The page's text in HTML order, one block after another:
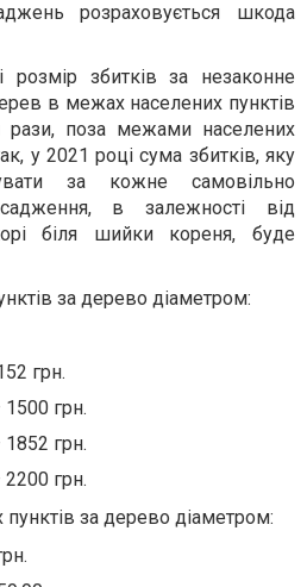
розраховується шкода
розмір збитків за незаконне
в межах населених пунктів
рази, поза межами населених
у 2021 році сума збитків, яку
за кожне самовільно
в залежності від
біля шийки кореня, буде
за дерево діаметром:
грн.
грн.
грн.
грн.
за дерево діаметром: